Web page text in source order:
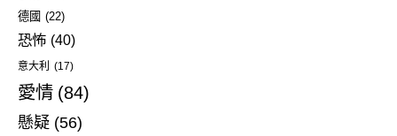
德國 (22)
恐怖 (40)
意大利 (17)
愛情 (84)
懸疑 (56)